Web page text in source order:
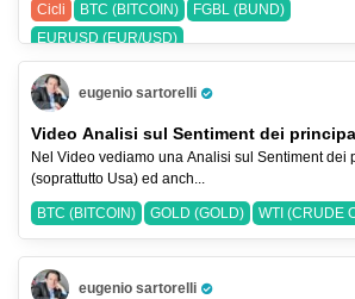
Cicli
BTC (BITCOIN)
FGBL (BUND)
EURUSD (EUR/USD)
eugenio sartorelli
Pro Trader
Video Analisi sul Sentiment dei
Nel Video vediamo una Analisi sul Sentiment dei
(soprattutto Usa) ed anch...
BTC (BITCOIN) GOLD (GOLD) WTI (CRUDE
eugenio sartorelli